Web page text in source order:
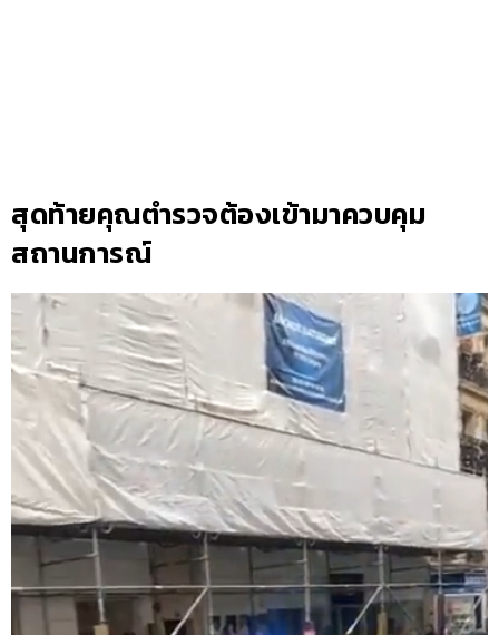
สุดท้ายคุณตำรวจต้องเข้ามาควบคุม
สถานการณ์